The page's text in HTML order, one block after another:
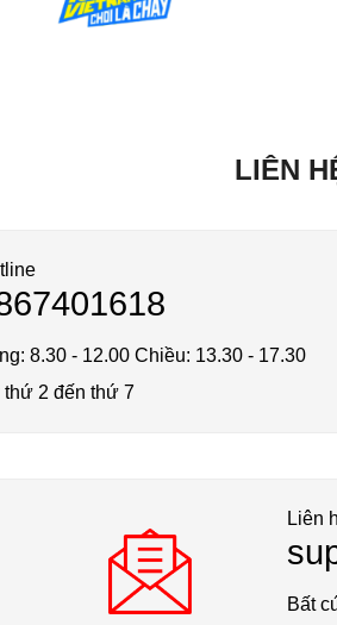
LIÊN
8.30 - 12.00 Chiều: 13.30 - 17.30
2 đến thứ 7
Liên
Bất